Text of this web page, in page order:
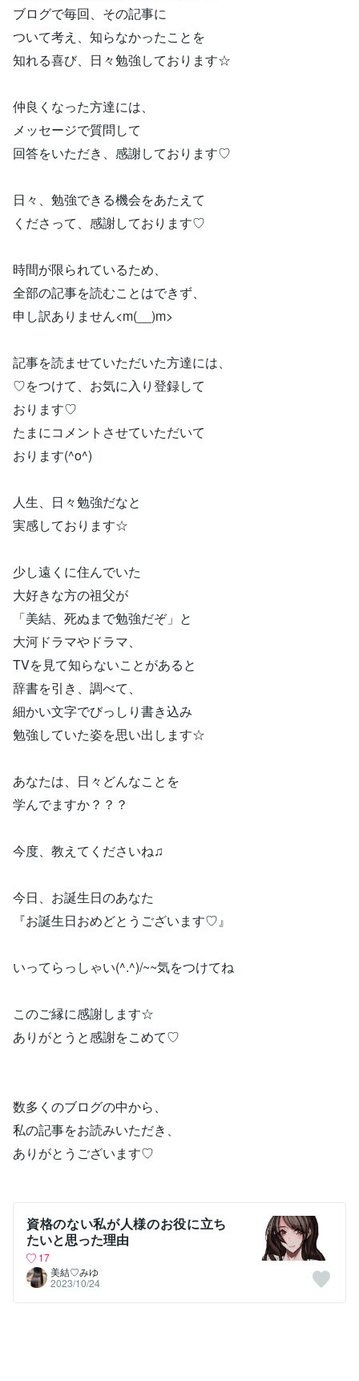
ブログで毎回、その記事に
ついて考え、知らなかったことを
知れる喜び、日々勉強しております☆
仲良くなった方達には、
メッセージで質問して
回答をいただき、感謝しております♡
日々、勉強できる機会をあたえて
くださって、感謝しております♡
時間が限られているため、
全部の記事を読むことはできず、
申し訳ありません<m(__)m>
記事を読ませていただいた方達には、
♡をつけて、お気に入り登録して
おります♡
たまにコメントさせていただいて
おります(^o^)
人生、日々勉強だなと
実感しております☆
少し遠くに住んでいた
大好きな方の祖父が
「美結、死ぬまで勉強だぞ」と
大河ドラマやドラマ、
TVを見て知らないことがあると
辞書を引き、調べて、
細かい文字でびっしり書き込み
勉強していた姿を思い出します☆
あなたは、日々どんなことを
学んでますか？？？
今度、教えてくださいね♫
今日、お誕生日のあなた
『お誕生日おめどとうございます♡』
いってらっしゃい(^.^)/~~気をつけてね
このご縁に感謝します☆
ありがとうと感謝をこめて♡
数多くのブログの中から、
私の記事をお読みいただき、
ありがとうございます♡
資格のない私が人様のお役に立ち
たいと思った理由
17
美結♡みゆ
2023/10/24